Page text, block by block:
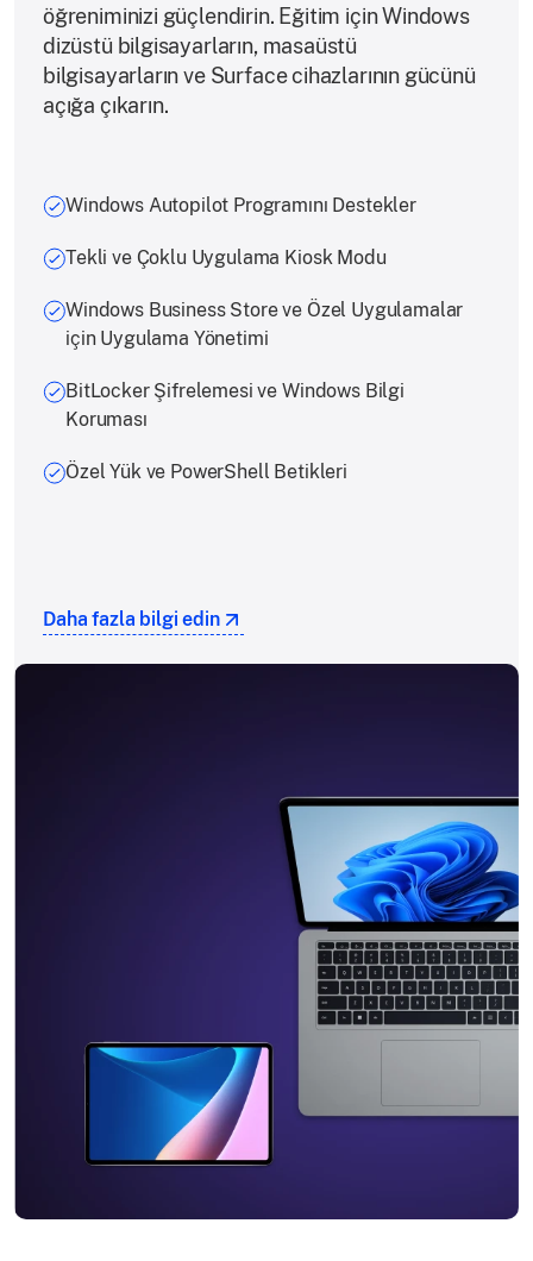
öğreniminizi güçlendirin. Eğitim için Windows
dizüstü bilgisayarların, masaüstü
bilgisayarların ve Surface cihazlarının gücünü
açığa çıkarın.
Windows Autopilot Programını Destekler
Tekli ve Çoklu Uygulama Kiosk Modu
Windows Business Store ve Özel Uygulamalar
için Uygulama Yönetimi
BitLocker Şifrelemesi ve Windows Bilgi
Koruması
Özel Yük ve PowerShell Betikleri
Daha fazla bilgi edin